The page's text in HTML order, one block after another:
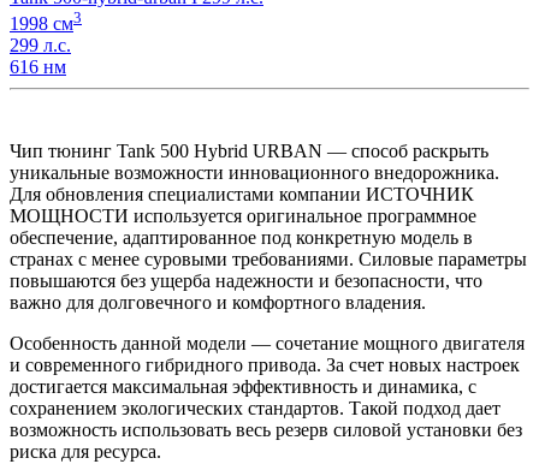
1998 см3
299 л.с.
616 нм
Чип тюнинг Tank 500 Hybrid URBAN — способ раскрыть
уникальные возможности инновационного внедорожника.
Для обновления специалистами компании ИСТОЧНИК
МОЩНОСТИ используется оригинальное программное
обеспечение, адаптированное под конкретную модель в
странах с менее суровыми требованиями. Силовые параметры
повышаются без ущерба надежности и безопасности, что
важно для долговечного и комфортного владения.
Особенность данной модели — сочетание мощного двигателя
и современного гибридного привода. За счет новых настроек
достигается максимальная эффективность и динамика, с
сохранением экологических стандартов. Такой подход дает
возможность использовать весь резерв силовой установки без
риска для ресурса.